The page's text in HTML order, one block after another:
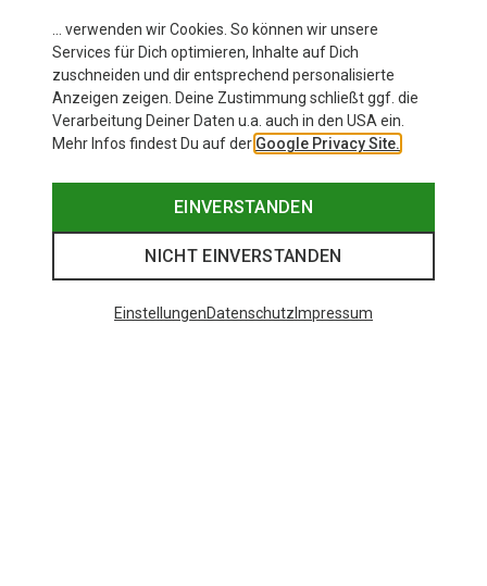
… verwenden wir Cookies. So können wir unsere
Services für Dich optimieren, Inhalte auf Dich
zuschneiden und dir entsprechend personalisierte
Anzeigen zeigen. Deine Zustimmung schließt ggf. die
Verarbeitung Deiner Daten u.a. auch in den USA ein.
Mehr Infos findest Du auf der Google Privacy Site.
EINVERSTANDEN
NICHT EINVERSTANDEN
EinstellungenDatenschutz Impressum